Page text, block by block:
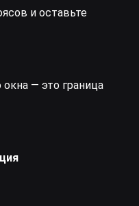
и оставьте
— это граница